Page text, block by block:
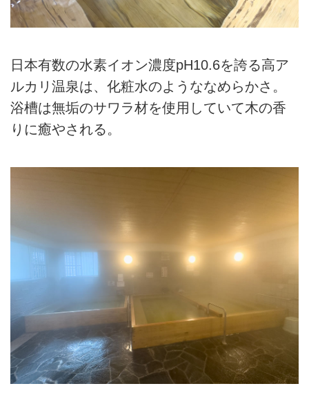
日本有数の水素イオン濃度pH10.6を誇る高ア
ルカリ温泉は、化粧水のようななめらかさ。
浴槽は無垢のサワラ材を使用していて木の香
りに癒やされる。